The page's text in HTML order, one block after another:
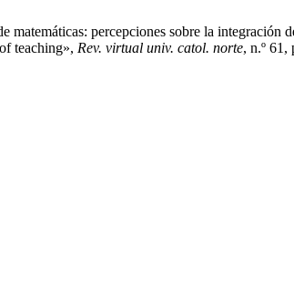
matemáticas: percepciones sobre la
teaching», Rev. virtual univ. catol. norte, n.º 61,